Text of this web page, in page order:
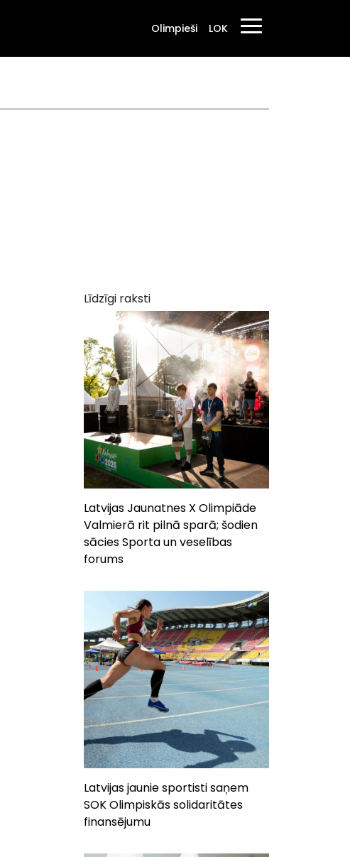
Olimpieši LOK
Līdzīgi raksti
Latvijas Jaunatnes X Olimpiāde
Valmierā rit pilnā sparā; šodien
sācies Sporta un veselības
forums
Latvijas jaunie sportisti saņem
SOK Olimpiskās solidaritātes
finansējumu